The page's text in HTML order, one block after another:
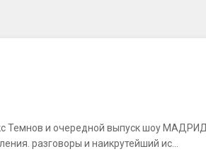
Темнов и очередной выпуск шоу МАДРИД
разговоры и наикрутейший ис...